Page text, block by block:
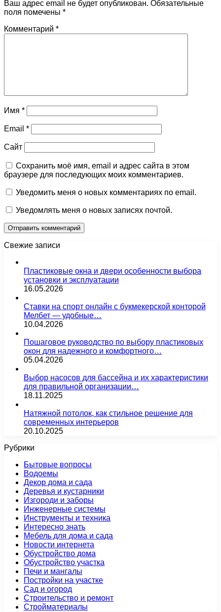
Ваш адрес email не будет опубликован. Обязательные
поля помечены *
Комментарий *
Имя *
Email *
Сайт
Сохранить моё имя, email и адрес сайта в этом
браузере для последующих моих комментариев.
Уведомить меня о новых комментариях по email.
Уведомлять меня о новых записях почтой.
Свежие записи
Пластиковые окна и двери особенности выбора
установки и эксплуатации
16.05.2026
Ставки на спорт онлайн с букмекерской конторой
Мелбет — удобные…
10.04.2026
Пошаговое руководство по выбору пластиковых
окон для надежного и комфортного…
05.04.2026
Выбор насосов для бассейна и их характеристики
для правильной организации…
18.11.2025
Натяжной потолок, как стильное решение для
современных интерьеров
20.10.2025
Рубрики
Бытовые вопросы
Водоемы
Декор дома и сада
Деревья и кустарники
Изгороди и заборы
Инженерные системы
Инструменты и техника
Интересно знать
Мебель для дома и сада
Новости интернета
Обустройство дома
Обустройство участка
Печи и мангалы
Постройки на участке
Сад и огород
Строительство и ремонт
Стройматериалы